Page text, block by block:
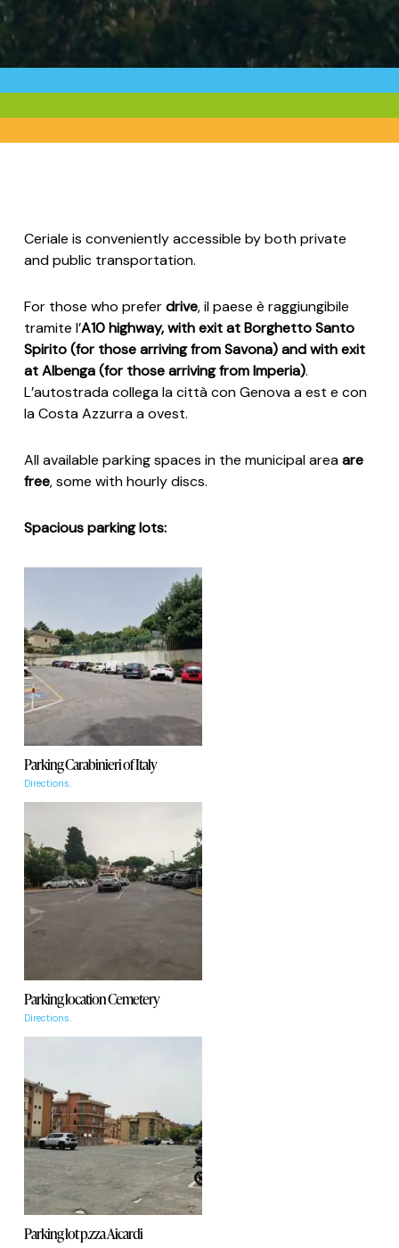
Ceriale is conveniently accessible by both private
and public transportation.
For those who preferdrive, il paese è raggiungibile
tramite l’A10 highway, with exit at Borghetto Santo
Spirito (for those arriving from Savona) and with exit
at Albenga (for those arriving from Imperia).
L’autostrada collega la città con Genova a est e con
la Costa Azzurra a ovest.
All available parking spaces in the municipal areaare
free, some with hourly discs.
Spacious parking lots:
Parking Carabinieri of Italy
Directions.
Parking location Cemetery
Directions.
Parking lot p.zza Aicardi